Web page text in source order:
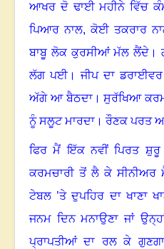
ਆਖਰ ਦੋ ਢਾਈ ਮਹੀਨੇ ਵਿੱਚ
ਪਿਆਰ ਨਾਲ, ਕੋਈ ਤਕਰਾਰ
ਬਾਬੂ ਲੋਕ ਕੁਰਸੀਆਂ ਮੱਲ ਲੈਂਦੇ ।
ਲੱਗ ਪਈ।ਜੀਪ ਦਾ
ਅੱਗੇ ਆ ਬੈਠਦਾ।ਸੁਰੱਖਿਆ
ਨੂੰ ਸਲੂਟ ਮਾਰਦਾ । ਰੌਣਕ ਪਰਤ
ਫਿਰ ਮੈਂ ਇੱਕ ਨਵੀਂ ਪਿਰਤ ਸ਼ੁਰੂ
ਕਰਮਚਾਰੀ ਤੋਂ ਲੈ ਕੇ
ਟੇਬਲ ’ਤੇ ਦੁਪਹਿਰ ਦਾ ਖਾਣਾ
ਜਨਮ ਦਿਨ ਮਨਾਉਣਾ ਜਾਂ
ਪ੍ਰਾਪਤੀਆਂ ਦਾ ਰਲ ਕੇ